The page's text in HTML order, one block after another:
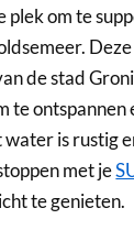
om te
de stad
te ontspannen
is rustig
met je
te genieten.